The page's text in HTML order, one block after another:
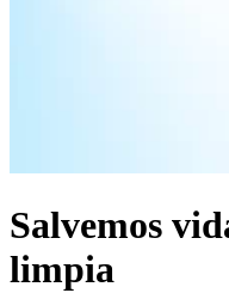
Salvemos
limpia